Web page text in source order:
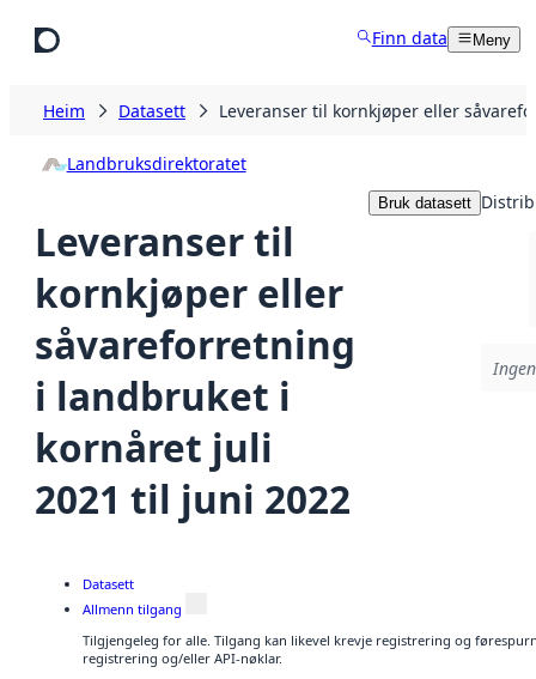
Finn data Meny
Heim Datasett Leveranser til kornkjøper eller
Landbruksdirektoratet
Leveranser til
kornkjøper eller
såvareforretning
i landbruket i
kornåret juli
2021 til juni 2022
Bruk datasett
Datasett
Allmenn tilgang
Tilgjengeleg for alle. Tilgang kan likevel krevje registrering og
registrering og/eller API-nøklar.